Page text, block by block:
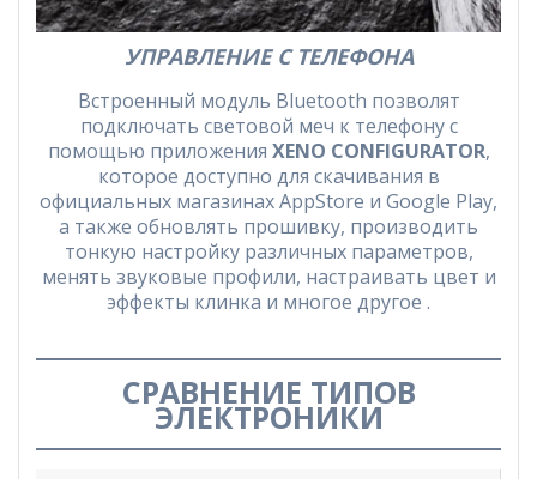
УПРАВЛЕНИЕ С ТЕЛЕФОНА
Встроенный модуль Bluetooth позволят
подключать световой меч к телефону с
помощью приложения XENO CONFIGURATOR,
которое доступно для скачивания в
официальных магазинах AppStore и Google Play,
а также обновлять прошивку, производить
тонкую настройку различных параметров,
менять звуковые профили, настраивать цвет и
эффекты клинка и многое другое .
СРАВНЕНИЕ ТИПОВ
ЭЛЕКТРОНИКИ